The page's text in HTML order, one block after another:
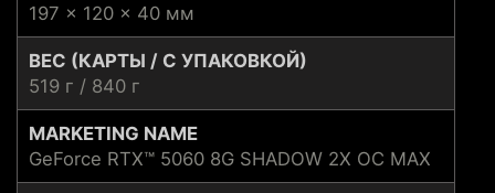
197 x 120 x 40 мм
ВЕС (КАРТЫ / С УПАКОВКОЙ)
519 г / 840 г
MARKETING NAME
GeForce RTX™ 5060 8G SHADOW 2X OC MAX